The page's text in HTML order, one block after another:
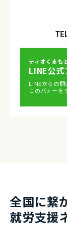
ティオくまも
LINE公式
LINEからの
このバナーを
全国に繋
就労⽀援